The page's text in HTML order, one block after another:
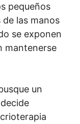
pequeños
las manos
se exponen
mantenerse
un